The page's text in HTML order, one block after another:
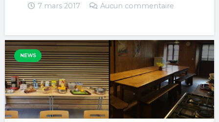
7 mars 2017 Aucun commentaire
NEWS